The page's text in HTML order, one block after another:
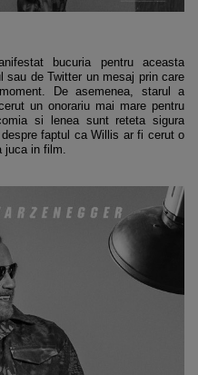
bucuria pentru aceasta
de Twitter un mesaj prin care
De asemenea, starul a
un onorariu mai mare pentru
si lenea sunt reteta sigura
faptul ca Willis ar fi cerut o
juca in film.